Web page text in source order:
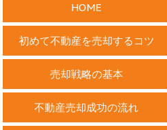
HOME
初めて不動産を売却するコツ
売却戦略の基本
不動産売却成功の流れ